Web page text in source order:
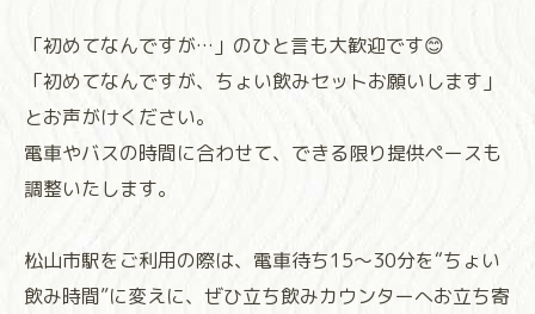
「初めてなんですが…」のひと言も大歓迎です😊
「初めてなんですが、ちょい飲みセットお願いします」
とお声がけください。
電車やバスの時間に合わせて、できる限り提供ペースも
調整いたします。
松山市駅をご利用の際は、電車待ち15〜30分を“ちょい
飲み時間”に変えに、ぜひ立ち飲みカウンターへお立ち寄